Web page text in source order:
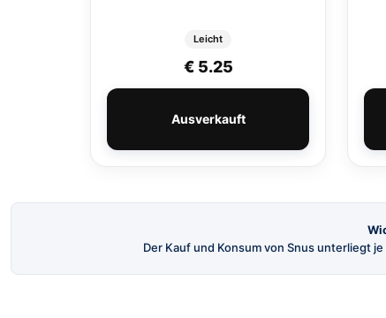
Leicht
€5.25
Ausverkauft
Der Kauf und Konsum von Snus unterliegt